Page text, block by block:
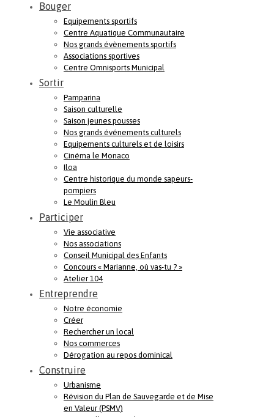
Bouger
Equipements sportifs
Centre Aquatique Communautaire
Nos grands évènements sportifs
Associations sportives
Centre Omnisports Municipal
Sortir
Pamparina
Saison culturelle
Saison jeunes pousses
Nos grands événements culturels
Equipements culturels et de loisirs
Cinéma le Monaco
Iloa
Centre historique du monde sapeurs-
pompiers
Le Moulin Bleu
Participer
Vie associative
Nos associations
Conseil Municipal des Enfants
Concours « Marianne, où vas-tu ? »
Atelier 104
Entreprendre
Notre économie
Créer
Rechercher un local
Nos commerces
Dérogation au repos dominical
Construire
Urbanisme
Révision du Plan de Sauvegarde et de Mise
en Valeur (PSMV)